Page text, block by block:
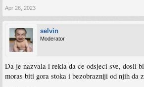
Apr 26, 2023
selvin
Moderator
Da je nazvala i rekla da ce odsjeci sve, dosli
moras biti gora stoka i bezobrazniji od njih da